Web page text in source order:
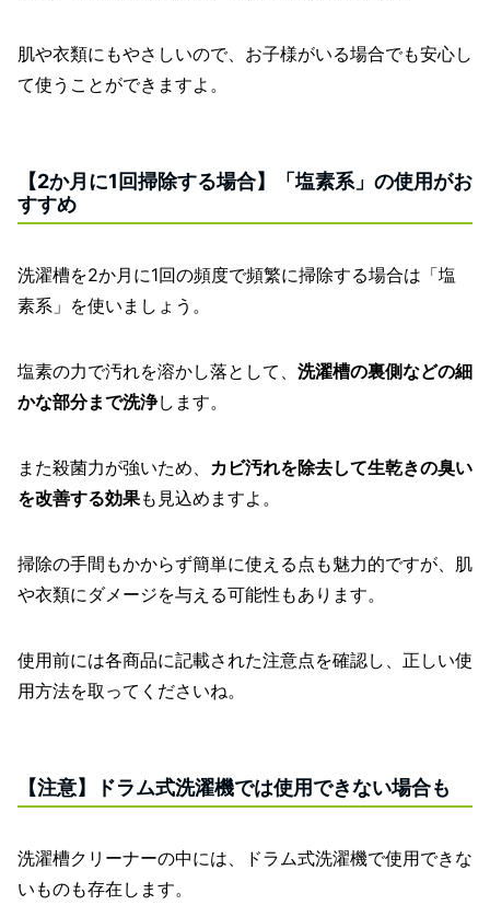
肌や衣類にもやさしいので、お子様がいる場合でも安心し
て使うことができますよ。
【2か月に1回掃除する場合】「塩素系」の使用がお
すすめ
洗濯槽を2か月に1回の頻度で頻繁に掃除する場合は「塩
素系」を使いましょう。
塩素の力で汚れを溶かし落として、 洗濯槽の裏側などの細
かな部分まで洗浄します。
また殺菌力が強いため、 カビ汚れを除去して生乾きの臭い
を改善する効果も見込めますよ。
掃除の手間もかからず簡単に使える点も魅力的ですが、肌
や衣類にダメージを与える可能性もあります。
使用前には各商品に記載された注意点を確認し、正しい使
用方法を取ってくださいね。
【注意】ドラム式洗濯機では使用できない場合も
洗濯槽クリーナーの中には、ドラム式洗濯機で使用できな
いものも存在します。